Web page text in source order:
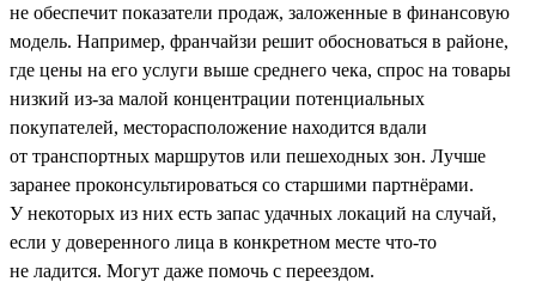
не обеспечит показатели продаж, заложенные в финансовую
модель. Например, франчайзи решит обосноваться в районе,
где цены на его услуги выше среднего чека, спрос на товары
низкий из-за малой концентрации потенциальных
покупателей, месторасположение находится вдали
от транспортных маршрутов или пешеходных зон. Лучше
заранее проконсультироваться со старшими партнёрами.
У некоторых из них есть запас удачных локаций на случай,
если у доверенного лица в конкретном месте что-то
не ладится. Могут даже помочь с переездом.